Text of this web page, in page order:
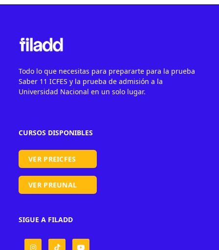
Todo lo que necesitas para prepararte para la prueba
Saber 11 ICFES y la prueba de admisión a la
Universidad Nacional en un solo lugar.
CURSOS DISPONIBLES
VER PREICFES
VER PREUNAL
SIGUE A FILADD